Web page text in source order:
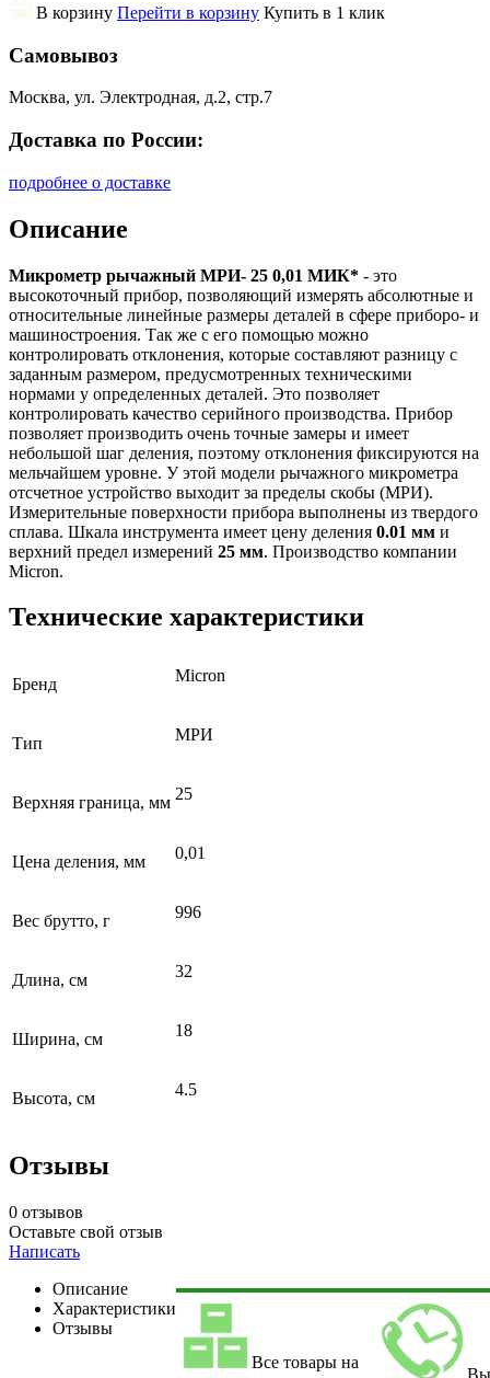
В корзину Перейти в корзину Купить в 1 клик
Самовывоз
Москва, ул. Электродная, д.2, стр.7
Доставка по России:
подробнее о доставке
Описание
Микрометр рычажный МРИ- 25 0,01 МИК* - это
высокоточный прибор, позволяющий измерять абсолютные и
относительные линейные размеры деталей в сфере приборо- и
машиностроения. Так же с его помощью можно
контролировать отклонения, которые составляют разницу с
заданным размером, предусмотренных техническими
нормами у определенных деталей. Это позволяет
контролировать качество серийного производства. Прибор
позволяет производить очень точные замеры и имеет
небольшой шаг деления, поэтому отклонения фиксируются на
мельчайшем уровне. У этой модели рычажного микрометра
отсчетное устройство выходит за пределы скобы (МРИ).
Измерительные поверхности прибора выполнены из твердого
сплава. Шкала инструмента имеет цену деления 0.01 мм и
верхний предел измерений 25 мм. Производство компании
Micron.
Технические характеристики
Бренд Micron
Тип МРИ
Верхняя граница, мм 25
Цена деления, мм 0,01
Вес брутто, г 996
Длина, см 32
Ширина, см 18
Высота, см 4.5
Отзывы
0 отзывов
Оставьте свой отзыв
Написать
Описание
Характеристики
Отзывы
Все товары на